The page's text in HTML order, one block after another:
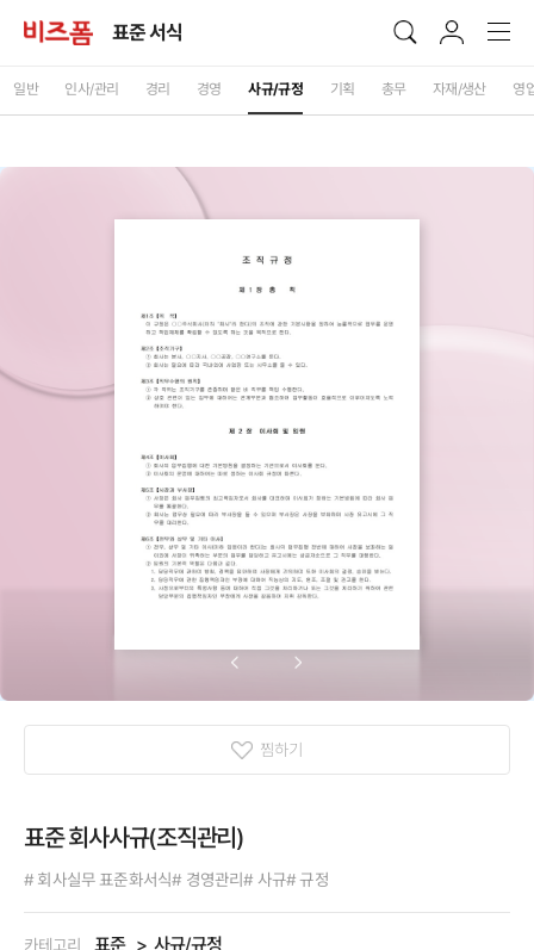
표준 서식
일반 인사/관리 경리 경영 사규/규정 기획 총무 자재/생산 영
찜하기
표준 회사사규(조직관리)
# 회사실무 표준화서식# 경영관리# 사규# 규정
카테고리 표준 사규/규정